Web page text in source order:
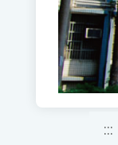
:::